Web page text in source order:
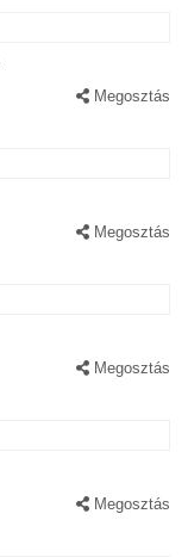
Megosztás
Megosztás
Megosztás
Megosztás